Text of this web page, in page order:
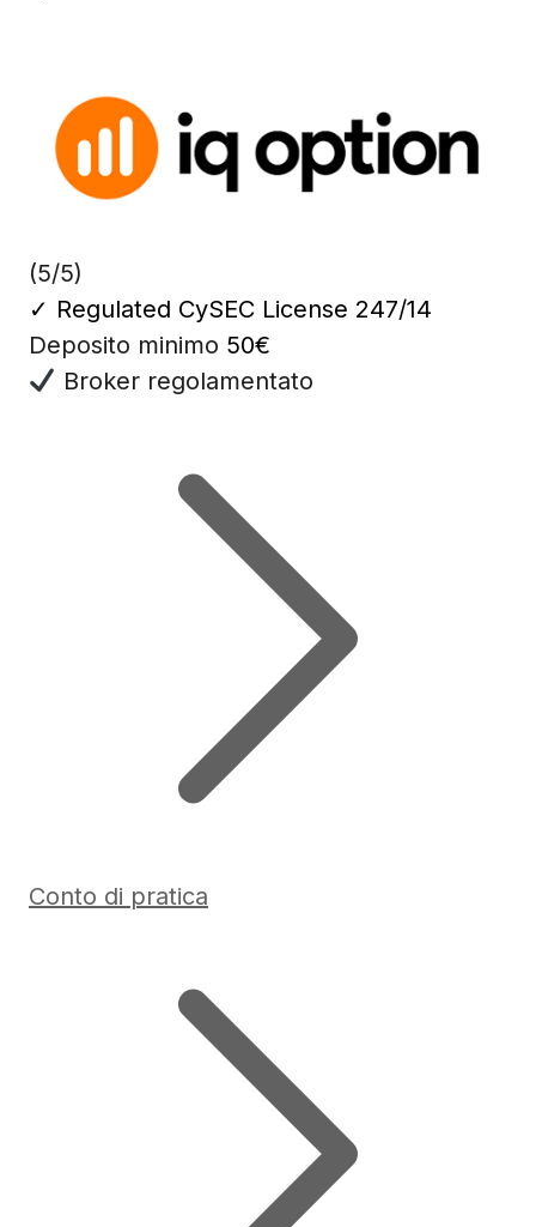
(5/5)
✓ Regulated CySEC License 247/14
Deposito minimo 50€
Broker regolamentato
Conto di pratica